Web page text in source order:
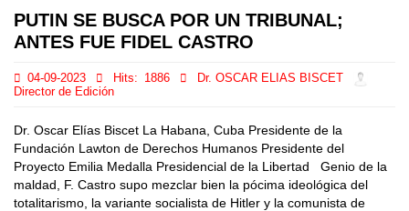
PUTIN SE BUSCA POR UN TRIBUNAL;
ANTES FUE FIDEL CASTRO
04-09-2023 Hits: 1886
Dr. OSCAR ELIAS BISCET
Director de Edición
Dr. Oscar Elías Biscet La Habana, Cuba Presidente de la
Fundación Lawton de Derechos Humanos Presidente del
Proyecto Emilia Medalla Presidencial de la Libertad Genio de la
maldad, F. Castro supo mezclar bien la pócima ideológica del
totalitarismo, la variante socialista de Hitler y la comunista de